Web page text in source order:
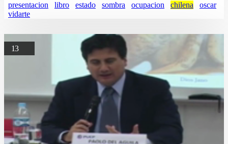
presentacion libro estado sombra ocupacion chilena
oscar
vidarte
13